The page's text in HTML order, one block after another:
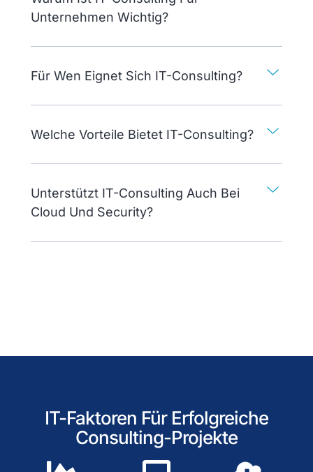
Unternehmen Wichtig?
Für Wen Eignet Sich IT-Consulting?
Welche Vorteile Bietet IT-Consulting?
Unterstützt IT-Consulting Auch Bei
Cloud Und Security?
IT-Faktoren Für Erfolgreiche
Consulting-Projekte